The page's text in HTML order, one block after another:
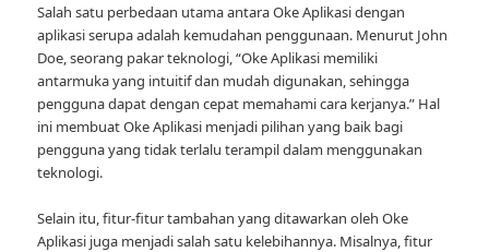
Salah satu perbedaan utama antara Oke Aplikasi dengan
aplikasi serupa adalah kemudahan penggunaan. Menurut John
Doe, seorang pakar teknologi, “Oke Aplikasi memiliki
antarmuka yang intuitif dan mudah digunakan, sehingga
pengguna dapat dengan cepat memahami cara kerjanya.” Hal
ini membuat Oke Aplikasi menjadi pilihan yang baik bagi
pengguna yang tidak terlalu terampil dalam menggunakan
teknologi.
Selain itu, fitur-fitur tambahan yang ditawarkan oleh Oke
Aplikasi juga menjadi salah satu kelebihannya. Misalnya, fitur